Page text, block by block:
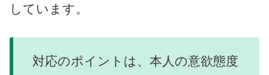
しています。
対応のポイントは、本人の意欲態度